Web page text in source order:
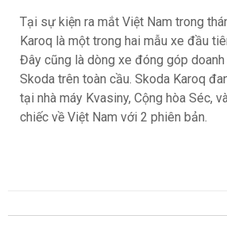
Tại sự kiện ra mắt Việt Nam trong
Karoq là một trong hai mẫu xe đầu
Đây cũng là dòng xe đóng góp
Skoda trên toàn cầu. Skoda Karoq
tại nhà máy Kvasiny, Cộng hòa Séc,
chiếc về Việt Nam với 2 phiên bản.